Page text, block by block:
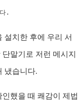
.
설치한 후에 우리 서
말기로 저런 메시지
냈습니다.
했을 때 쾌감이 제법